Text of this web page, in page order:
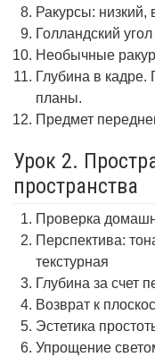
Ракурсы: низкий,
Голландский
Необычные
Глубина в кадре.
планы.
Предмет
Урок 2.
пространства
Проверка
Перспектива:
текстурная
Глубина за счет
Возврат к
Эстетика
Упрощение